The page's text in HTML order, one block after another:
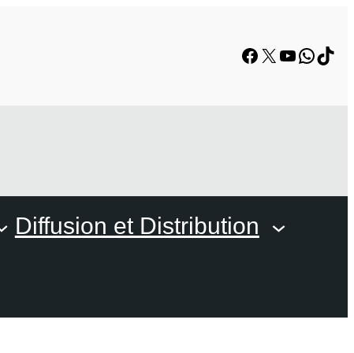
Facebook
X YouTube
Diffusion et Distribution